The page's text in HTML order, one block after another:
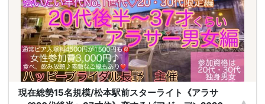
現在総勢15名規模/松本駅前スターライト《アラサ